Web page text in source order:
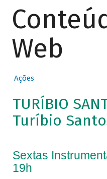
Web
Ações
TURÍBIO
Turíbio
Sextas
19h